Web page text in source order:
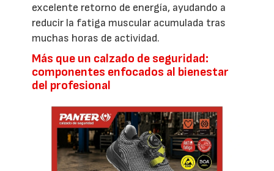
excelente retorno de energía, ayudando a
reducir la fatiga muscular acumulada tras
muchas horas de actividad.
Más que un calzado de seguridad:
componentes enfocados al bienestar
del profesional